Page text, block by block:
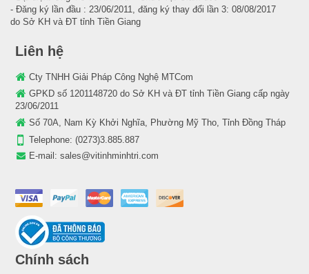
- Đăng ký lần đầu : 23/06/2011, đăng ký thay đổi lần 3: 08/08/2017
do Sở KH và ĐT tỉnh Tiền Giang
Liên hệ
Cty TNHH Giải Pháp Công Nghệ MTCom
GPKD số 1201148720 do Sở KH và ĐT tỉnh Tiền Giang cấp ngày
23/06/2011
Số 70A, Nam Kỳ Khởi Nghĩa, Phường Mỹ Tho, Tỉnh Đồng Tháp
Telephone: (0273)3.885.887
E-mail: sales@vitinhminhtri.com
Chính sách